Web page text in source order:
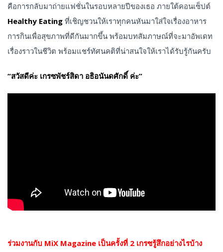
คือการกลับมาถ่ายแฟชั่นในรอบหลายปีของเธอ ภายใต้คอนเซ็ปต์
Healthy Eating ที่เชิญชวนให้เราทุกคนหันมาใส่ใจเรื่องอาหาร
การกินเพื่อสุขภาพที่ดีกันมากขึ้น พร้อมบทสัมภาษณ์ที่จะมาอัพเดท
เรื่องราวในชีวิต พร้อมแชร์ทัศนคติที่น่าสนใจให้เราได้รับรู้กันครับ
“สวัสดีค่ะ เกรซพัชร์สิดา อธิอนันดศักดิ์ ค่ะ”
ร่วมงานกับ MiX Magazine เป็นครั้งที่ 2 เกรซรู้สึกอย่างไรบ้าง